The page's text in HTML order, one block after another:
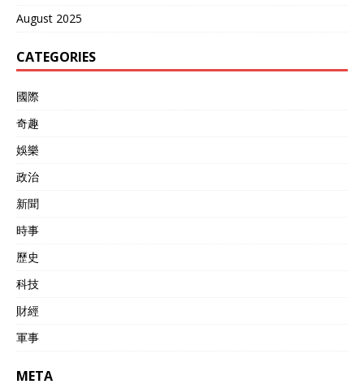
August 2025
CATEGORIES
國際
奇趣
娛樂
政治
新聞
時事
歷史
科技
財經
軍事
META